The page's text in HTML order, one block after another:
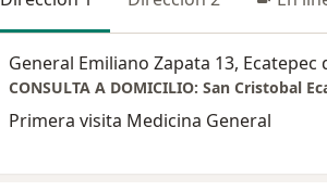
CONSULTA A DOMICILIO: San Cristobal
Primera visita Medicina General